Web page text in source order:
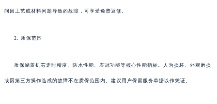
间因工艺或材料问题导致的故障，可享受免费返修。
2. 质保范围
质保涵盖机芯走时精度、防水性能、表冠功能等核心性能指标。人为损坏、外观磨损
或因第三方操作造成的故障不在质保范围内。建议用户保留服务单据以作凭证。